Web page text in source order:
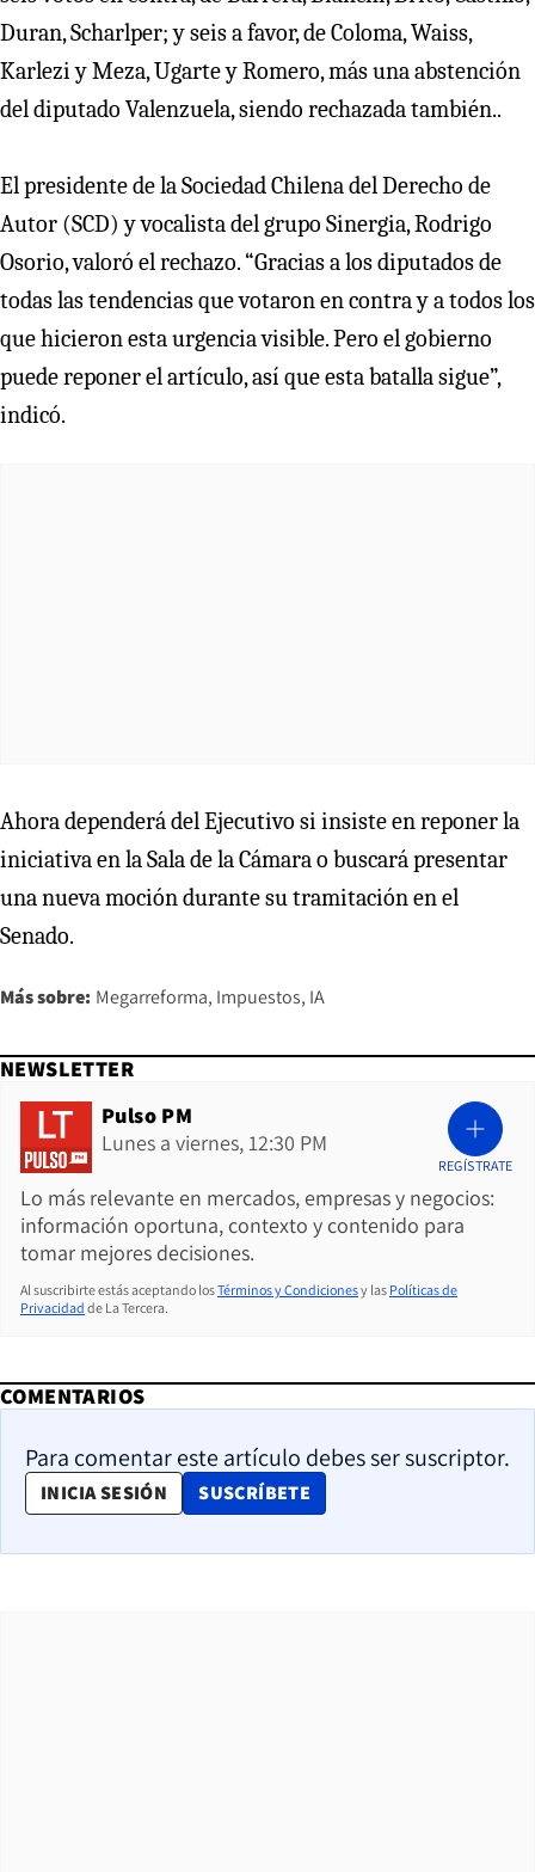
Duran, Scharlper; y seis a favor, de Coloma, Waiss,
Karlezi y Meza, Ugarte y Romero, más una abstención
del diputado Valenzuela, siendo rechazada también..
El presidente de la Sociedad Chilena del Derecho de
Autor (SCD) y vocalista del grupo Sinergia, Rodrigo
Osorio, valoró el rechazo. “Gracias a los diputados de
todas las tendencias que votaron en contra y a todos los
que hicieron esta urgencia visible. Pero el gobierno
puede reponer el artículo, así que esta batalla sigue”,
indicó.
Ahora dependerá del Ejecutivo si insiste en reponer la
iniciativa en la Sala de la Cámara o buscará presentar
una nueva moción durante su tramitación en el
Senado.
Más sobre: Megarreforma Impuestos IA
NEWSLETTER
Pulso PM
Lunes a viernes, 12:30 PM
Lo más relevante en mercados, empresas y negocios:
información oportuna, contexto y contenido para
tomar mejores decisiones.
REGÍSTRATE
Al suscribirte estás aceptando losTérminos y Condicionesy las Políticas de
Privacidad de La Tercera.
COMENTARIOS
Para comentar este artículo debes ser suscriptor.
INICIA SESIÓN SUSCRÍBETE
OPENS IN NEW WINDOW